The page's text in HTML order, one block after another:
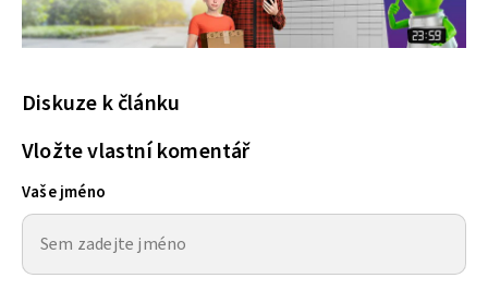
Diskuze k článku
Vložte vlastní komentář
Vaše jméno